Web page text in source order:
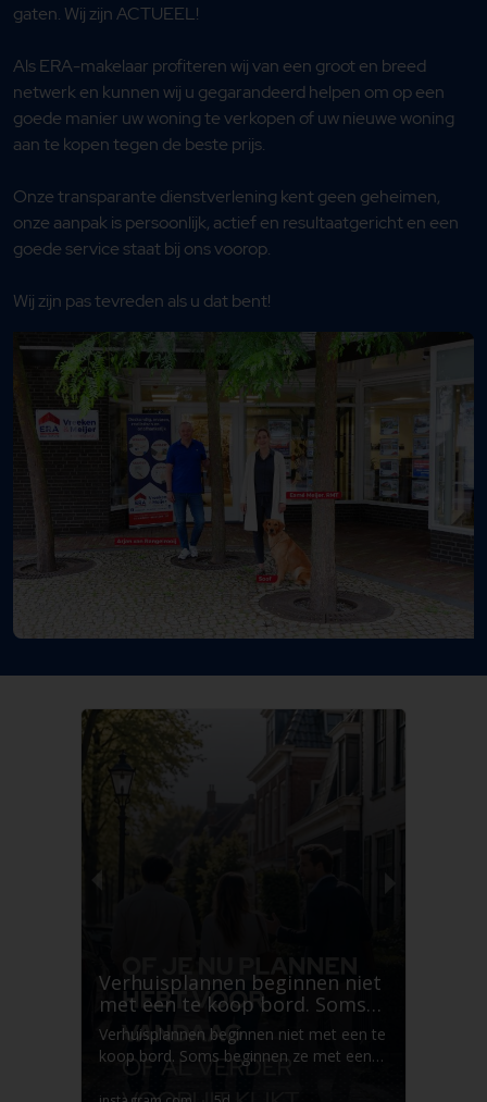
gaten. Wij zijn ACTUEEL!
Als ERA-makelaar profiteren wij van een groot en breed
netwerk en kunnen wij u gegarandeerd helpen om op een
goede manier uw woning te verkopen of uw nieuwe woning
aan te kopen tegen de beste prijs.
Onze transparante dienstverlening kent geen geheimen,
onze aanpak is persoonlijk, actief en resultaatgericht en een
goede service staat bij ons voorop.
Wij zijn pas tevreden als u dat bent!